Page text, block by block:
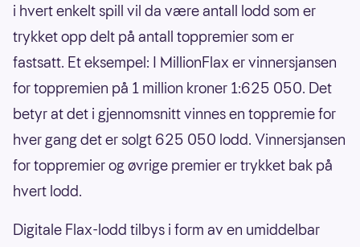
i hvert enkelt spill vil da være antall lodd som er
trykket opp delt på antall toppremier som er
fastsatt. Et eksempel: I MillionFlax er vinnersjansen
for toppremien på 1 million kroner 1:625 050. Det
betyr at det i gjennomsnitt vinnes en toppremie for
hver gang det er solgt 625 050 lodd. Vinnersjansen
for toppremier og øvrige premier er trykket bak på
hvert lodd.
Digitale Flax-lodd tilbys i form av en umiddelbar